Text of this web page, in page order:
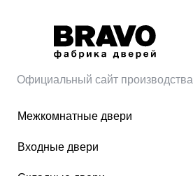
Официальный сайт производства
Межкомнатные двери
Входные двери